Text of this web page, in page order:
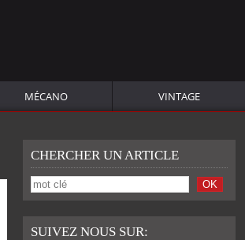
MÉCANO VINTAGE
CHERCHER UN ARTICLE
SUIVEZ NOUS SUR: